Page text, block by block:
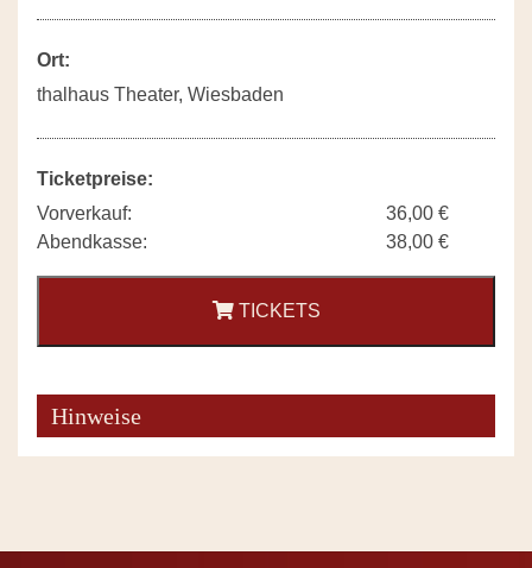
Ort:
thalhaus Theater, Wiesbaden
Ticketpreise:
Vorverkauf:
36,00 €
Abendkasse:
38,00 €
TICKETS
Hinweise